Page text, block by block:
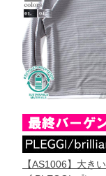
【AS1006】大き